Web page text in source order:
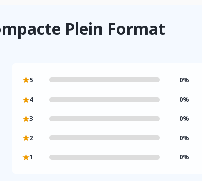
Plein Format
★5 0%
★4 0%
★3 0%
★2 0%
★1 0%